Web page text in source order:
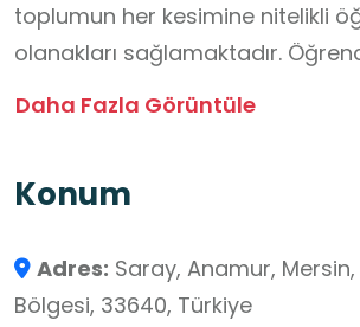
toplumun her kesimine nitelikli
olanakları sağlamaktadır.
ortamı dışında yeni beceriler
imkân tanır. Merkezde yer alan
etkinlikleri, yaşam becerileri
teknoloji odaklı çalışmalar
Daha Fazla Görüntüle
Konum
Adres: Saray, Anamur,
Bölgesi, 33640, Türkiye